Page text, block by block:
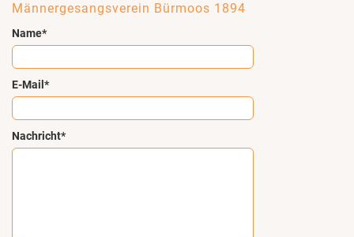
Männergesangsverein Bürmoos 1894
Name*
E-Mail*
Nachricht*